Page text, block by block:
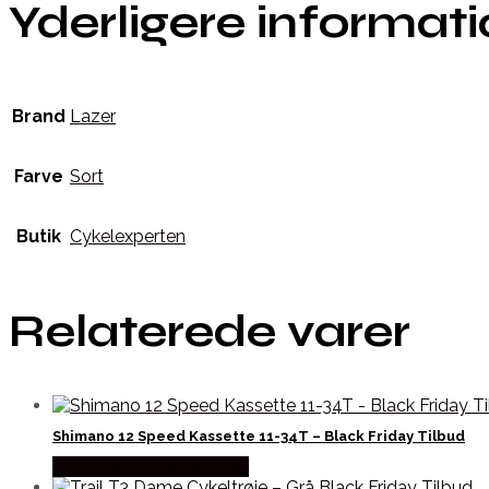
Yderligere
Brand Lazer
Farve Sort
Butik Cykelexperten
Relaterede varer
Shimano 12 Speed Kassette 11-34T – Black Friday Tilbud